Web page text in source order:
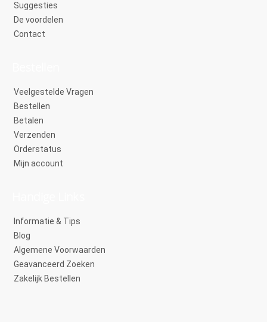
Suggesties
De voordelen
Contact
Veelgestelde Vragen
Bestellen
Betalen
Verzenden
Orderstatus
Mijn account
Informatie & Tips
Blog
Algemene Voorwaarden
Geavanceerd Zoeken
Zakelijk Bestellen